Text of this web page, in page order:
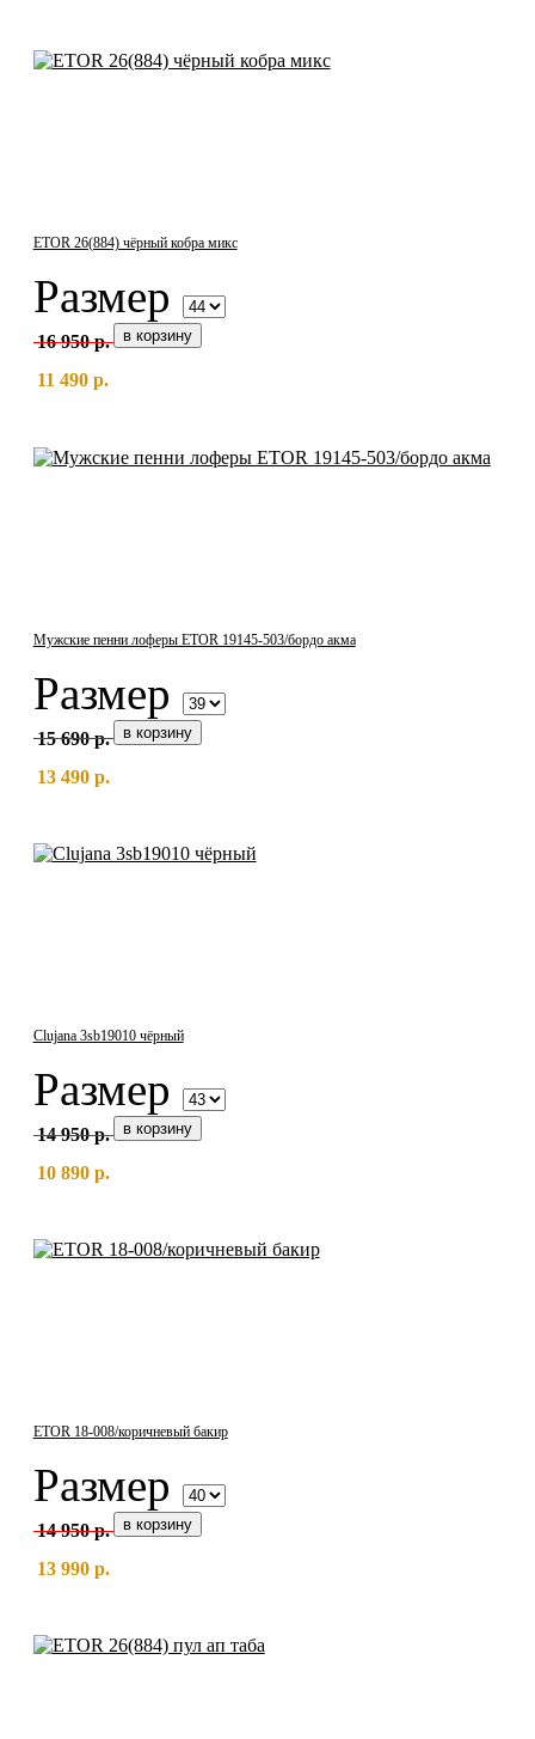
ETOR 26(884) чёрный кобра микс
Размер
16 950 р.
11 490 р.
Мужские пенни лоферы ETOR 19145-503/бордо акма
Размер
15 690 р.
13 490 р.
Clujana 3sb19010 чёрный
Размер
14 950 р.
10 890 р.
ETOR 18-008/коричневый бакир
Размер
14 950 р.
13 990 р.